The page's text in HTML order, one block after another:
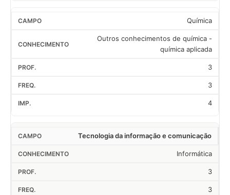
Química
Outros conhecimentos de química -
química aplicada
3
3
4
Tecnologia da informação e comunicação
Informática
3
3